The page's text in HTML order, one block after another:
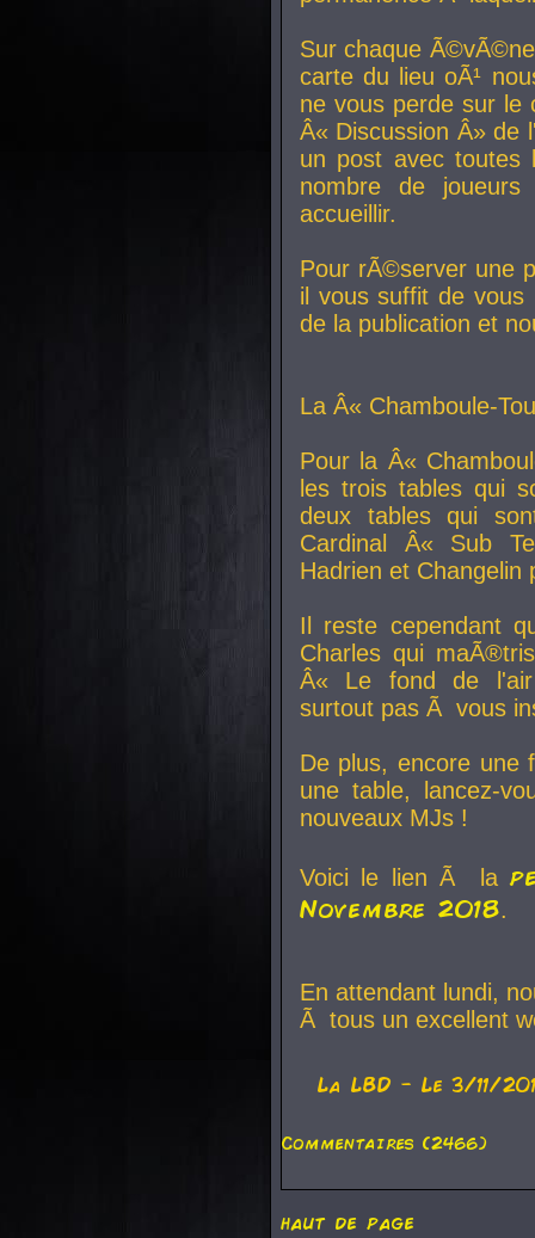
Sur chaque
carte du lieu oÃ¹
ne vous perde sur le
Â« Discussion Â» de
un post avec toutes
nombre de
accueillir.
Pour rÃ©server une
il vous suffit de vous
de la publication et
La Â« Chamboule-
Pour la Â«
les trois tables qui
deux tables qui
Cardinal
Â« Sub
Hadrien et Changelin
Il reste cependant
Charles qui
Â« Le fond de
surtout pas Ã vous
De plus, encore une
une table, lancez-
nouveaux MJs !
Voici le lien Ã la
Novembre 2018.
En attendant lundi,
Ã tous un excellent
La LBD - Le 3/11/
Commentaires (2466)
haut de page